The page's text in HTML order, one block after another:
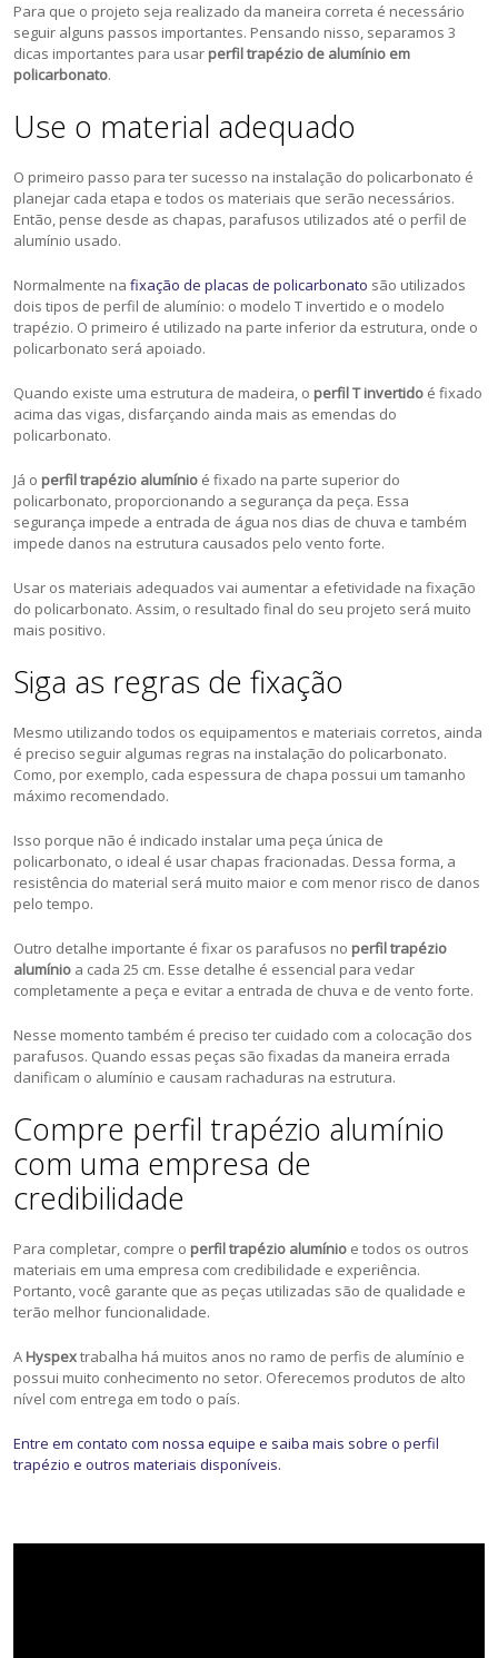
Para que o projeto seja realizado da maneira correta é necessário
seguir alguns passos importantes. Pensando nisso, separamos 3
dicas importantes para usar perfil trapézio de alumínio em
policarbonato.
Use o material adequado
O primeiro passo para ter sucesso na instalação do policarbonato é
planejar cada etapa e todos os materiais que serão necessários.
Então, pense desde as chapas, parafusos utilizados até o perfil de
alumínio usado.
Normalmente nafixação de placas de policarbonato são utilizados
dois tipos de perfil de alumínio: o modelo T invertido e o modelo
trapézio. O primeiro é utilizado na parte inferior da estrutura, onde o
policarbonato será apoiado.
Quando existe uma estrutura de madeira, o perfil T invertido é fixado
acima das vigas, disfarçando ainda mais as emendas do
policarbonato.
Já o perfil trapézio alumínio é fixado na parte superior do
policarbonato, proporcionando a segurança da peça. Essa
segurança impede a entrada de água nos dias de chuva e também
impede danos na estrutura causados pelo vento forte.
Usar os materiais adequados vai aumentar a efetividade na fixação
do policarbonato. Assim, o resultado final do seu projeto será muito
mais positivo.
Siga as regras de fixação
Mesmo utilizando todos os equipamentos e materiais corretos, ainda
é preciso seguir algumas regras na instalação do policarbonato.
Como, por exemplo, cada espessura de chapa possui um tamanho
máximo recomendado.
Isso porque não é indicado instalar uma peça única de
policarbonato, o ideal é usar chapas fracionadas. Dessa forma, a
resistência do material será muito maior e com menor risco de danos
pelo tempo.
Outro detalhe importante é fixar os parafusos no perfil trapézio
alumínio a cada 25 cm. Esse detalhe é essencial para vedar
completamente a peça e evitar a entrada de chuva e de vento forte.
Nesse momento também é preciso ter cuidado com a colocação dos
parafusos. Quando essas peças são fixadas da maneira errada
danificam o alumínio e causam rachaduras na estrutura.
Compre perfil trapézio alumínio
com uma empresa de
credibilidade
Para completar, compre o perfil trapézio alumínio e todos os outros
materiais em uma empresa com credibilidade e experiência.
Portanto, você garante que as peças utilizadas são de qualidade e
terão melhor funcionalidade.
A Hyspextrabalha há muitos anos no ramo de perfis de alumínio e
possui muito conhecimento no setor. Oferecemos produtos de alto
nível com entrega em todo o país.
Entre em contato com nossa equipe e saiba mais sobre o perfil
trapézio e outros materiais disponíveis.